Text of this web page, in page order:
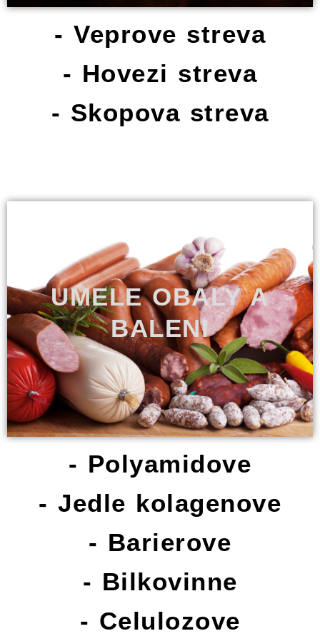
- Veprove streva
- Hovezi streva
- Skopova streva
UMELE OBALY A
BALENI
- Polyamidove
- Jedle kolagenove
- Barierove
- Bilkovinne
- Celulozove